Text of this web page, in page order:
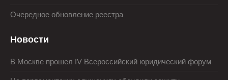
Очередное обновление реестра
Новости
В Москве прошел IV Всероссийский юридический форум